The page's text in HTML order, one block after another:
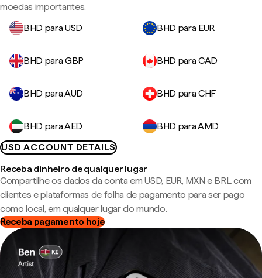
moedas importantes.
BHD para USD
BHD para EUR
BHD para GBP BHD para CAD
BHD para AUD BHD para CHF
BHD para AED
BHD para AMD
USD ACCOUNT DETAILS
Receba dinheiro de qualquer lugar
Compartilhe os dados da conta em USD, EUR, MXN e BRL com
clientes e plataformas de folha de pagamento para ser pago
como local, em qualquer lugar do mundo.
Receba pagamento hoje